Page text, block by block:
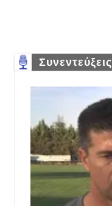
Συνεντεύξεις